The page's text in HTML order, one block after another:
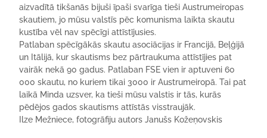
aizvadītā tikšanās bijuši īpaši svarīga tieši Austrumeiropas
skautiem, jo mūsu valstīs pēc komunisma laikta skautu
kustība vēl nav spēcīgi attīstījusies.
Patlaban spēcīgākās skautu asociācijas ir Francijā, Beļģijā
un Itālijā, kur skautisms bez pārtraukuma attīstījies pat
vairāk nekā 90 gadus. Patlaban FSE vien ir aptuveni 60
000 skautu, no kuriem tikai 3000 ir Austrumeiropā. Tai pat
laikā Minda uzsver, ka tieši mūsu valstis ir tās, kurās
pēdējos gados skautisms attīstās visstraujāk.
Ilze Mežniece, fotogrāfiju autors Janušs Kožeņovskis